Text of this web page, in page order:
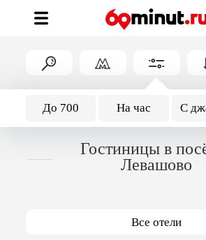
До 700 На час С
Гостиницы в
Левашово
Все отели